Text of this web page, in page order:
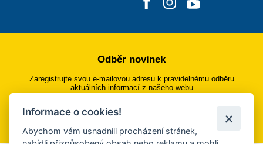
Odběr novinek
Zaregistrujte svou e-mailovou adresu k pravidelnému odběru
aktuálních informací z našeho webu
Přihlásit se k odběru
Informace o cookies!
Abychom vám usnadnili procházení stránek,